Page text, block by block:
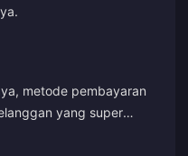
metode pembayaran
yang super